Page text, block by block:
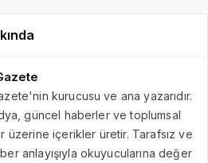
kurucusu ve ana yazarıdır.
güncel haberler ve toplumsal
üzerine içerikler üretir. Tarafsız ve
anlayışıyla okuyucularına değer